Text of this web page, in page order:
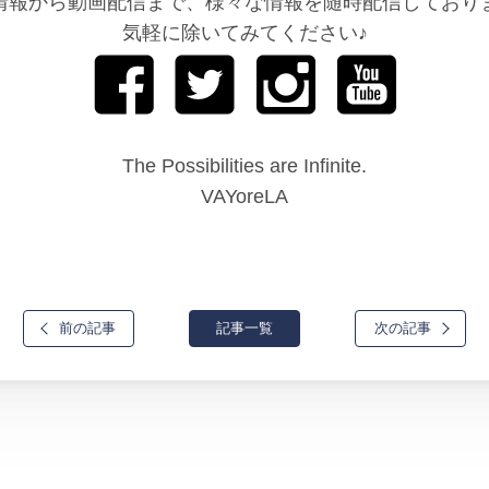
気軽に除いてみてください♪
The Possibilities are Infinite.
VAYoreLA
前の記事 記事一覧 次の記事